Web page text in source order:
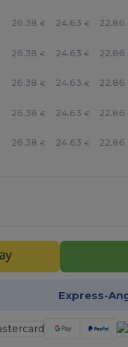
26.38 € 24.63 € 22.86
26.38 € 24.63 € 22.86
26.38 € 24.63 € 22.86
26.38 € 24.63 € 22.86
26.38 € 24.63 € 22.86
Express-